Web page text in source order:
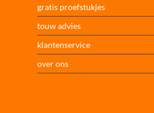
gratis proefstukjes
touw advies
klantenservice
over ons